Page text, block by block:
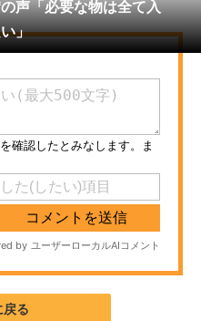
声「必要な物は全て入
」
戻る